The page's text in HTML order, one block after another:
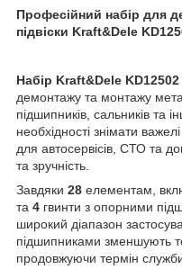
Професійний набір для
підвіски Kraft&Dele
Набір Kraft&Dele KD12502
демонтажу та монтажу
підшипників, сальників та
необхідності знімати
для автосервісів, СТО та
та зручність.
Завдяки 28 елементам,
та 4 гвинти з опорними
широкий діапазон
підшипниками зменшують
продовжуючи термін